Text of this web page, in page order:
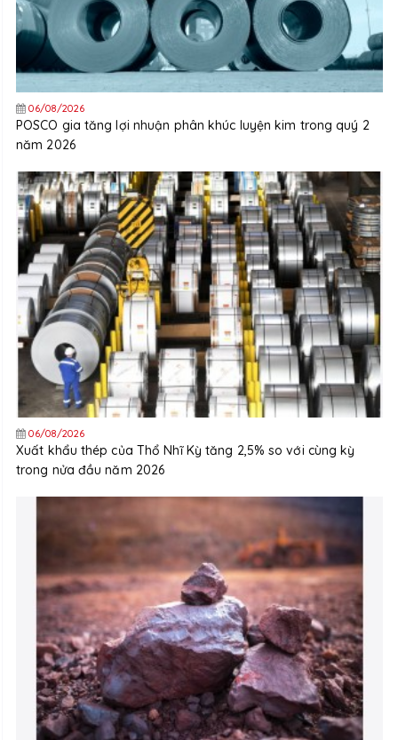
06/08/2026
POSCO gia tăng lợi nhuận phân khúc luyện kim trong quý 2
năm 2026
06/08/2026
Xuất khẩu thép của Thổ Nhĩ Kỳ tăng 2,5% so với cùng kỳ
trong nửa đầu năm 2026